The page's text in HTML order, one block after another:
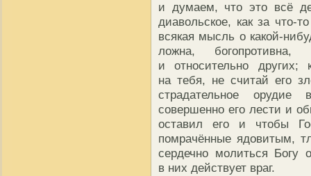
и думаем, что это всё
диавольское, как за что-
всякая мысль о какой-
ложна,
и относительно других;
на тебя, не считай его
страдательное
совершенно его лести и
оставил его и чтобы
помрачённые ядовитым,
сердечно молиться Богу
в них действует враг.